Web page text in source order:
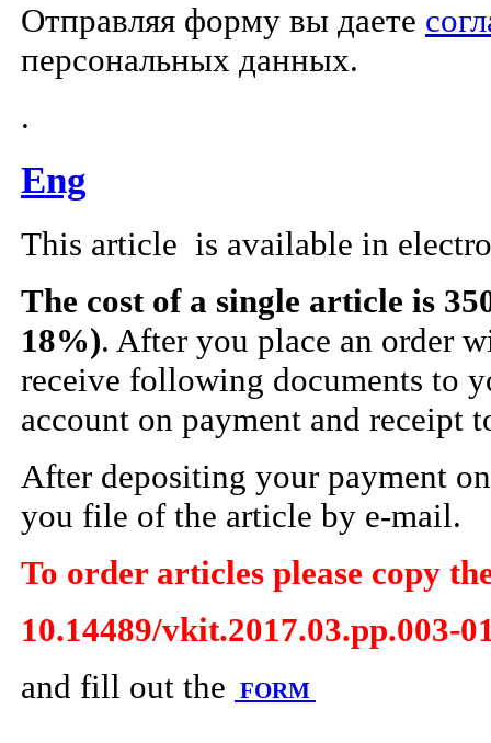
Отправляя форму вы даете
персональных данных.
.
Eng
This article is available in
The cost of a single article is
18%). After you place an order
receive following documents to
account on payment and receipt
After depositing your payment
you file of the article by e-mail.
To order articles please copy
10.14489/vkit.2017.03.pp.003-
and fill out the FORM